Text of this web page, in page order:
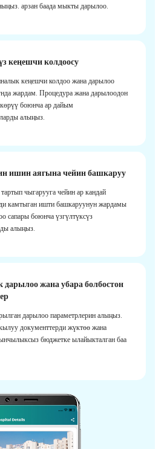
арзан баада мыкты дарылоо.
кеңешчи колдоосу
кеңешчи колдоо жана дарылоо
жардам. Процедура жана дарылоодон
боюнча ар дайым
алыңыз.
ишин аягына чейин башкаруу
чыгарууга чейин ар кандай
камтыган ишти башкаруунун жардамы
сапары боюнча үзгүлтүксүз
алыңыз.
жана убара болбостон
дарылоо параметрлерин алыңыз.
документтерди жүктөө жана
бюджетке ылайыкталган баа